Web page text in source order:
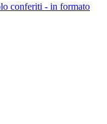
conferiti - in formato